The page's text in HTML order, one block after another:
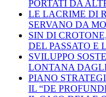
PORTATI DA
LE LACRIME DI
SERVANO DA
SIN DI
DEL PASSATO E
SVILUPPO
LONTANA
PIANO
IL “DE